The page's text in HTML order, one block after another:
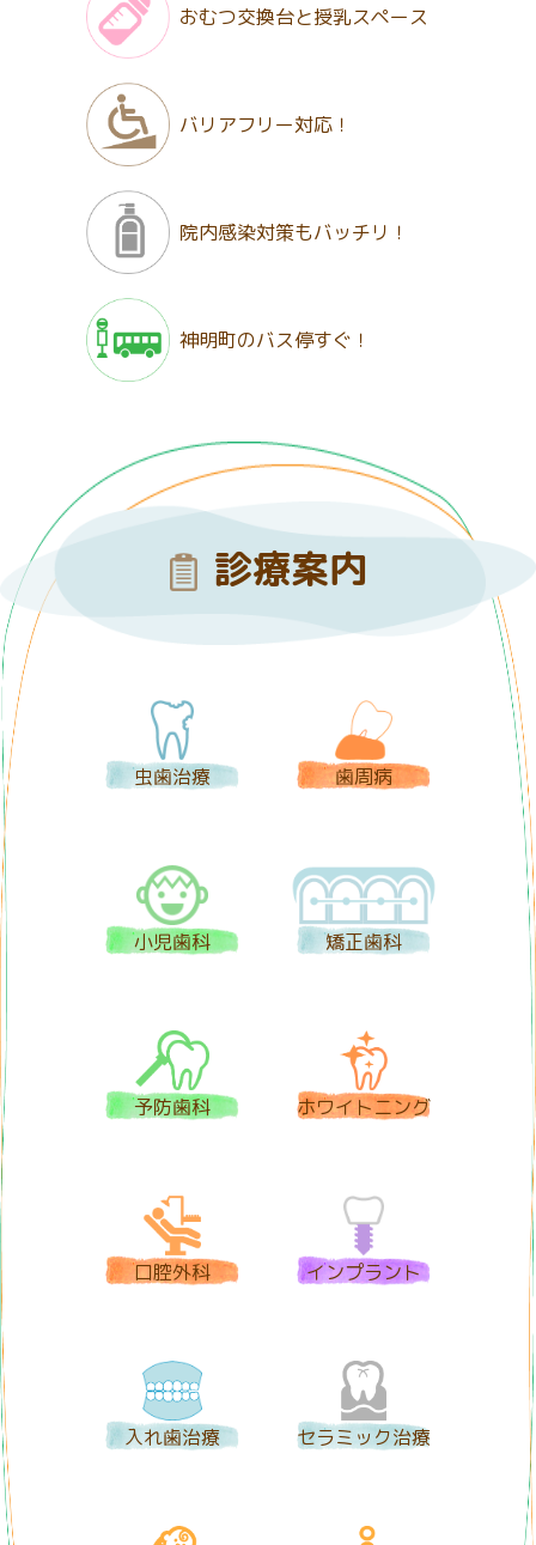
おむつ交換台と授乳スペース
バリアフリー対応！
院内感染対策もバッチリ！
神明町のバス停すぐ！
診療案内
虫歯治療 歯周病
小児歯科 矯正歯科
予防歯科 ホワイトニング
口腔外科 インプラント
入れ歯治療 セラミック治療